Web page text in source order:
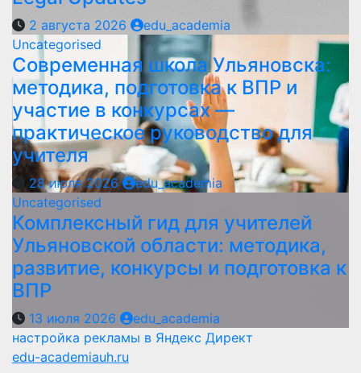
2 августа 2026
edu_academia
Uncategorised
Современная школа Ульяновска:
методика, подготовка к ВПР и
участие в конкурсах —
практическое руководство для
учителя
28 июля 2026
edu_academia
Uncategorised
Комплексный гид для учителей
Ульяновской области: методика,
развитие, конкурсы и подготовка к
ВПР
13 июля 2026
edu_academia
настройка рекламы в Яндекс Директ
edu-academiauh.ru